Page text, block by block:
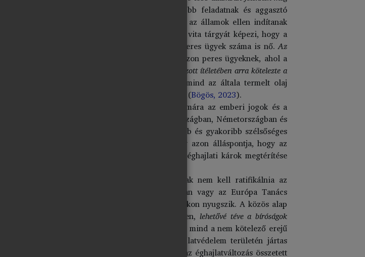
hogy a közvélemény világszerte egyre sürgetőbb feladatnak és aggasztó
ellen irányultak, ma döntő többségben az államok ellen indítanak
alkotmányos jogok kötelezettségének alanyai és vita tárgyát képezi, hogy a
a gazdasági társaságok ellen indított éghajlati peres ügyek száma is nő.Az
kereseti jogát is.
Eddig a Shell-ítélet egyike azon peres ügyeknek, ahol a
a
Hágai Kerületi Bíróság 2021 májusában meghozott ítéletében arra kötelezte a
mind a saját tevékenységéből származó, mind az általa termelt olaj
kihatással van más gazdasági társaságokra is (Bögös, 2023).
amelyek előírják a gazdasági társaságok számára az emberi jogok és a
során (pl. Ausztráliában, Franciaországban, Németországban és
alapot képezhetnek.
Emellett az egyre súlyosabb és gyakoribb szélsőséges
száma várhatóan emelkedni fog. A tudomány azon álláspontja, hogy az
inkább növelik a keresetek életképességét az éghajlati károk megtérítése
nyugvó megközelítést,
azaz az alperes államnak nem kell ratifikálnia az
az érintett jogi eszközök a nemzetközi jogban vagy az Európa Tanács
hogy a modern társadalom közös alapokon nyugszik. A közös alap
mérséklésével kapcsolatos ügyekben,lehetővé téve a bíróságok
, ami mind a kötelező erejű jogi szerződésekből, mind a nem kötelező erejű
ered.
Egyre nagyobb szükség van az éghajlatvédelem területén jártas
az ítélkezési gyakorlat részleteit, mivel az éghajlatváltozás összetett